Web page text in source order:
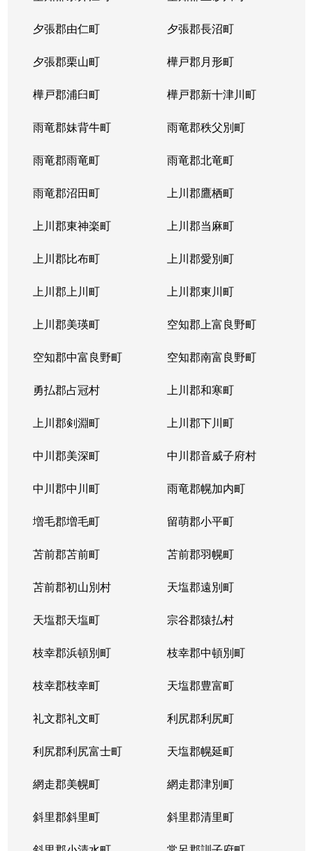
夕張郡由仁町 夕張郡長沼町
夕張郡栗山町 樺戸郡月形町
樺戸郡浦臼町 樺戸郡新十津川町
雨竜郡妹背牛町 雨竜郡秩父別町
雨竜郡雨竜町 雨竜郡北竜町
雨竜郡沼田町 上川郡鷹栖町
上川郡東神楽町 上川郡当麻町
上川郡比布町 上川郡愛別町
上川郡上川町 上川郡東川町
上川郡美瑛町 空知郡上富良野町
空知郡中富良野町 空知郡南富良野町
勇払郡占冠村 上川郡和寒町
上川郡剣淵町 上川郡下川町
中川郡美深町 中川郡音威子府村
中川郡中川町 雨竜郡幌加内町
増毛郡増毛町 留萌郡小平町
苫前郡苫前町 苫前郡羽幌町
苫前郡初山別村 天塩郡遠別町
天塩郡天塩町 宗谷郡猿払村
枝幸郡浜頓別町 枝幸郡中頓別町
枝幸郡枝幸町 天塩郡豊富町
礼文郡礼文町 利尻郡利尻町
利尻郡利尻富士町 天塩郡幌延町
網走郡美幌町 網走郡津別町
斜里郡斜里町 斜里郡清里町